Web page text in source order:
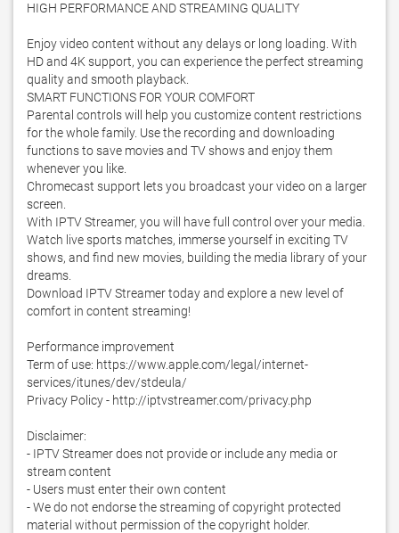
HIGH PERFORMANCE AND STREAMING QUALITY
Enjoy video content without any delays or long loading. With
HD and 4K support, you can experience the perfect streaming
quality and smooth playback.
SMART FUNCTIONS FOR YOUR COMFORT
Parental controls will help you customize content restrictions
for the whole family. Use the recording and downloading
functions to save movies and TV shows and enjoy them
whenever you like.
Chromecast support lets you broadcast your video on a larger
screen.
With IPTV Streamer, you will have full control over your media.
Watch live sports matches, immerse yourself in exciting TV
shows, and find new movies, building the media library of your
dreams.
Download IPTV Streamer today and explore a new level of
comfort in content streaming!
Performance improvement
Term of use: https://www.apple.com/legal/internet-
services/itunes/dev/stdeula/
Privacy Policy - http://iptvstreamer.com/privacy.php
Disclaimer:
- IPTV Streamer does not provide or include any media or
stream content
- Users must enter their own content
- We do not endorse the streaming of copyright protected
material without permission of the copyright holder.